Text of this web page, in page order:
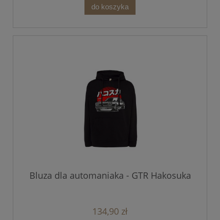
do koszyka
Bluza dla automaniaka - GTR Hakosuka
134,90 zł